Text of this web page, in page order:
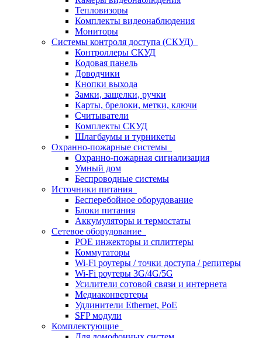
Тепловизоры
Комплекты видеонаблюдения
Мониторы
Системы контроля доступа (СКУД)
Контроллеры СКУД
Кодовая панель
Доводчики
Кнопки выхода
Замки, защелки, ручки
Карты, брелоки, метки, ключи
Считыватели
Комплекты СКУД
Шлагбаумы и турникеты
Охранно-пожарные системы
Охранно-пожарная сигнализация
Умный дом
Беспроводные системы
Источники питания
Бесперебойное оборудование
Блоки питания
Аккумуляторы и термостаты
Сетевое оборудование
POE инжекторы и сплиттеры
Коммутаторы
Wi-Fi роутеры / точки доступа / репитеры
Wi-Fi роутеры 3G/4G/5G
Усилители сотовой связи и интернета
Медиаконвертеры
Удлинители Ethernet, PoE
SFP модули
Комплектующие